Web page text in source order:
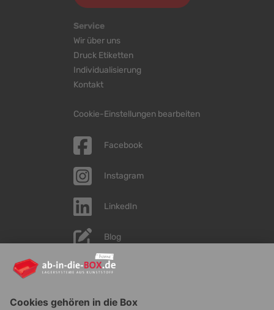
Service
Wir über uns
Druck Etiketten
Individualisierung
Kontakt
Cookie-Einstellungen bearbeiten
Facebook
Instagram
LinkedIn
Blog
YouTube